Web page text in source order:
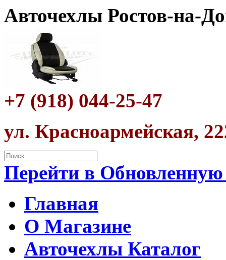
Авточехлы Ростов-на-
+7 (918) 044-25-47
ул. Красноармейская,
Перейти в
Главная
О Магазине
Авточехлы Каталог